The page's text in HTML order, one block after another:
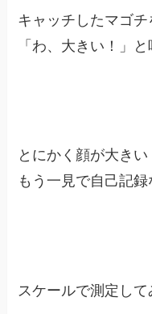
キャッチしたマゴチ
「わ、大きい！」
とにかく顔が大きい
もう一見で自己記録
スケールで測定し